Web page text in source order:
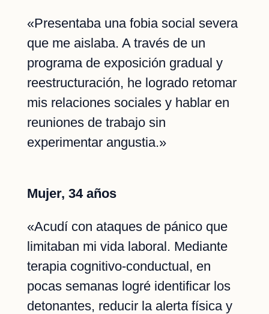
«Presentaba una fobia social severa
que me aislaba. A través de un
programa de exposición gradual y
reestructuración, he logrado retomar
mis relaciones sociales y hablar en
reuniones de trabajo sin
experimentar angustia.»
Mujer, 34 años
«Acudí con ataques de pánico que
limitaban mi vida laboral. Mediante
terapia cognitivo-conductual, en
pocas semanas logré identificar los
detonantes, reducir la alerta física y